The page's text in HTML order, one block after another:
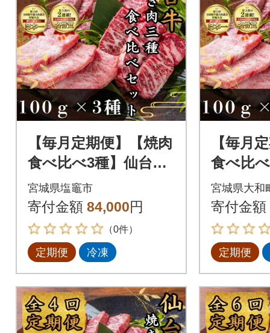
【毎月定期便】【焼肉
食べ比べ3種】仙台牛
ザブトン・トモサン
カク・マルシン 100
g×各1パック全8回
宮城県塩竈市
寄付金額 84,000円
（0件）
定期便 冷凍
【毎月
食べ比
ザブト
カク・
g×各1パ
宮城県大和
寄付金額
定期便